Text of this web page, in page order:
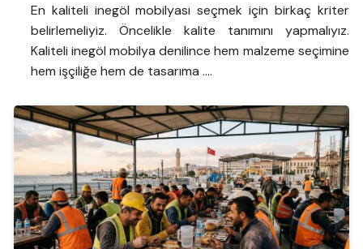
En kaliteli inegöl mobilyası seçmek için birkaç kriter
belirlemeliyiz. Öncelikle kalite tanımını yapmalıyız.
Kaliteli inegöl mobilya denilince hem malzeme seçimine
hem işçiliğe hem de tasarıma ….